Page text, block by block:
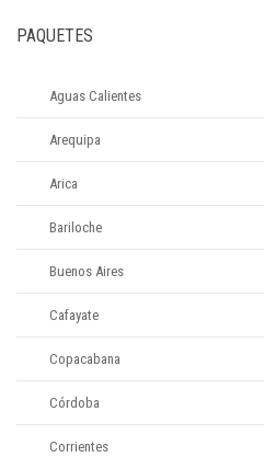
PAQUETES
Aguas Calientes
Arequipa
Arica
Bariloche
Buenos Aires
Cafayate
Copacabana
Córdoba
Corrientes